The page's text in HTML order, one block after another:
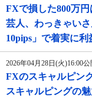
FXで損した800万
芸人、わっきゃい
10pips」で着実に
2026年04月28日(火)16:00公
FXのスキャルピン
スキャルピングの